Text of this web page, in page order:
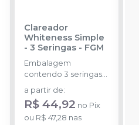
Clareador
Whiteness Simple
- 3 Seringas- FGM
Embalagem
contendo 3 seringas
com 3g de gel cada
uma.
a partir de:
R$ 44,92 no Pix
ou R$ 47,28 nas